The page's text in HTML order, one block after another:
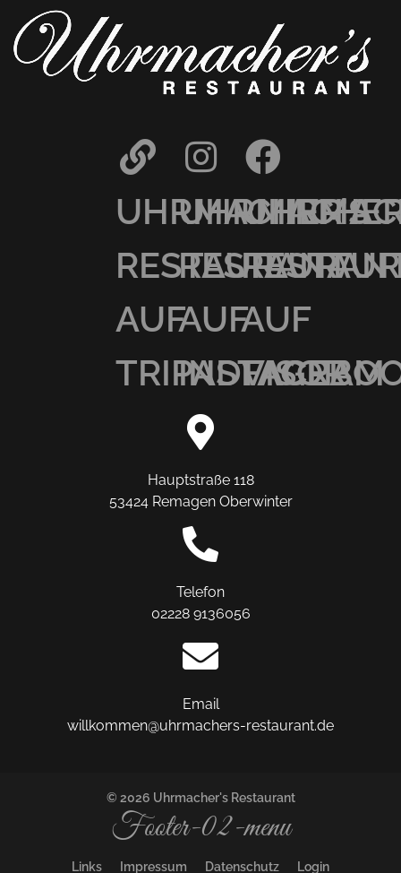
UHRMACHER’S
RESTAURANT
AUF
TRIPADVISOR
AUF
INSTAGRAM
AUF
Hauptstraße 118
53424 Remagen Oberwinter
Telefon
02228 9136056
Email
willkommen@uhrmachers-restaurant.de
© 2026 Uhrmacher's Restaurant
Footer-02-menu
Links Impressum Datenschutz Login